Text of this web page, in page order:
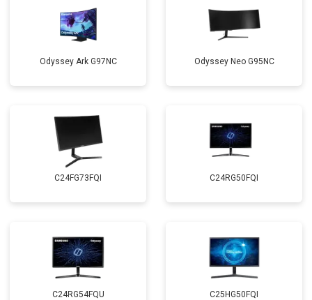
Odyssey Ark G97NC Odyssey Neo G95NC
C24FG73FQI C24RG50FQI
C24RG54FQU C25HG50FQI